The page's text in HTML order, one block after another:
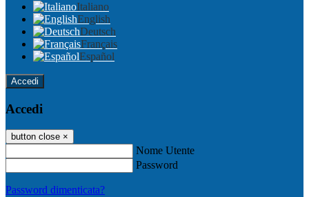
Italiano
English
Deutsch
Français
Español
Accedi
Accedi
button close ×
Nome Utente
Password
Password dimenticata?